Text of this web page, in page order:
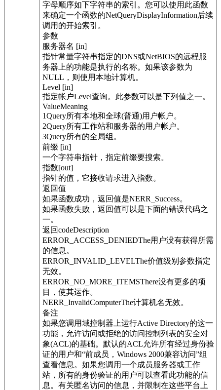
字母顺序如下字符串的索引。您可以使用此函数
来确定一个函数的NetQueryDisplayInformation后续
调用的开始索引。
参数
服务器名 [in]
指针常量字符串指定的DNS或NetBIOS的远程服
务器上的功能是执行的名称。如果该参数为
NULL，则使用本地计算机。
Level [in]
指定帐户Level查询。此参数可以是下列值之一。
ValueMeaning
1Query所有本地和全球(普通)用户帐户。
2Query所有工作站和服务器的用户帐户。
3Query所有的全局组。
前缀 [in]
一个字符串指针，指定前缀要搜索。
指数[out]
指针的值，它接收请求进入指数。
返回值
如果函数成功，返回值是NERR_Success。
如果函数失败，返回值可以是下面的错误代码之
一。
返回codeDescription
ERROR_ACCESS_DENIEDThe用户没有获得所需
的信息。
ERROR_INVALID_LEVELThe价值级别参数指定
无效。
ERROR_NO_MORE_ITEMSThere没有更多的项
目，使其运作。
NERR_InvalidComputerThe计算机名无效。
备注
如果您调用域控制器上运行Active Directory的这一
功能，允许访问或拒绝的访问控制列表的安全对
象(ACL)的基础。默认的ACL允许所有经过身份验
证的用户和“前成员，Windows 2000兼容访问”组
查看信息。如果您调用一个成员服务器或工作
站，所有的身份验证的用户可以查看此功能的信
息。有关匿名访问的信息，并限制在这些平台上